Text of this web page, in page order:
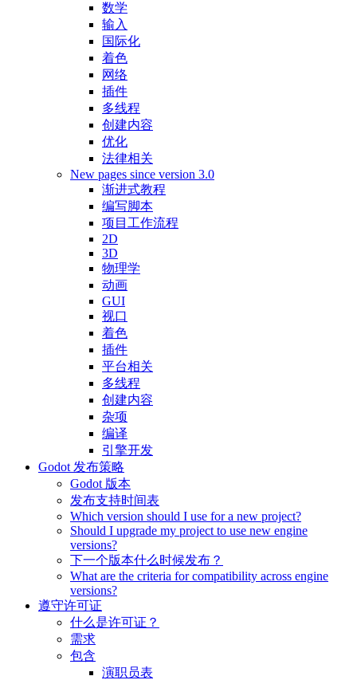
数学
输入
国际化
着色
网络
插件
多线程
创建内容
优化
法律相关
New pages since version 3.0
渐进式教程
编写脚本
项目工作流程
2D
3D
物理学
动画
GUI
视口
着色
插件
平台相关
多线程
创建内容
杂项
编译
引擎开发
Godot 发布策略
Godot 版本
发布支持时间表
Which version should I use for a new project?
Should I upgrade my project to use new engine
versions?
下一个版本什么时候发布？
What are the criteria for compatibility across engine
versions?
遵守许可证
什么是许可证？
需求
包含
演职员表